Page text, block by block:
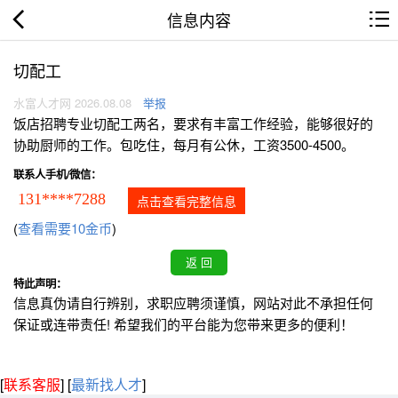
信息内容
切配工
水富人才网 2026.08.08 举报
饭店招聘专业切配工两名，要求有丰富工作经验，能够很好的
协助厨师的工作。包吃住，每月有公休，工资3500-4500。
联系人手机/微信：
131****7288 点击查看完整信息
(查看需要10金币)
特此声明：
信息真伪请自行辨别，求职应聘须谨慎，网站对此不承担任何
保证或连带责任! 希望我们的平台能为您带来更多的便利！
[联系客服] [最新找人才]